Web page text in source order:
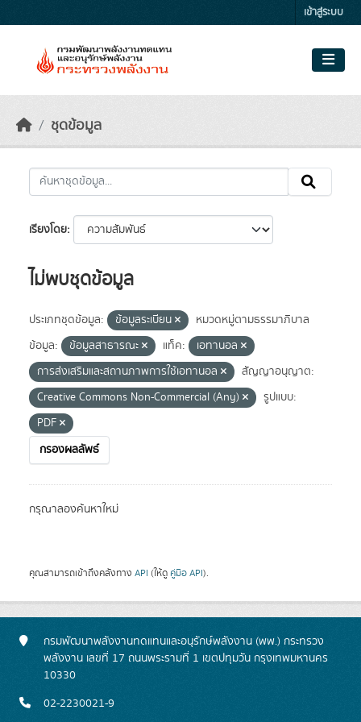
เข้าสู่ระบบ
ชุดข้อมูล
เรียงโดย
ไม่พบชุดข้อมูล
ประเภทชุดข้อมูล: ข้อมูลระเบียน
หมวดหมู่ตามธรรมาภิบาล
ข้อมูล:
ข้อมูลสาธารณะ แท็ค:
เอทานอล
การส่งเสริมและสถานภาพการใช้เอทานอล
สัญญาอนุญาต:
Creative Commons Non-Commercial (Any)
รูปแบบ:
PDF
กรองผลลัพธ์
กรุณาลองค้นหาใหม่
คุณสามารถเข้าถึงคลังทาง API (ให้ดู คู่มือ API).
กรมพัฒนาพลังงานทดแทนและอนุรักษ์พลังงาน (พพ.) กระทรวง
พลังงาน เลขที่ 17 ถนนพระรามที่ 1 เขตปทุมวัน กรุงเทพมหานคร
10330
02-2230021-9